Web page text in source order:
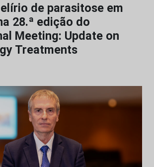
de parasitose em
28.ª edição do
Meeting: Update on
Treatments